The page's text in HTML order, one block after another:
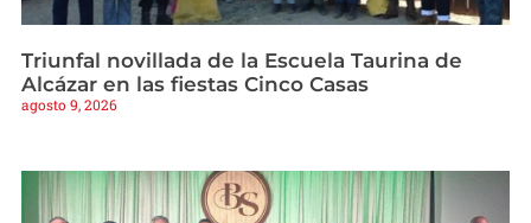
Triunfal novillada de la Escuela Taurina de
Alcázar en las fiestas Cinco Casas
agosto 9, 2026